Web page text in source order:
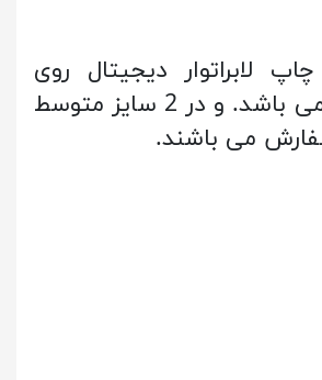
لابراتوار دیجیتال روی
بهترین کاغذ می باشد. و در 2 سایز متوسط
می باشند.